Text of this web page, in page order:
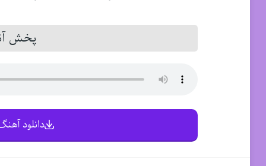
پخش
دانلود